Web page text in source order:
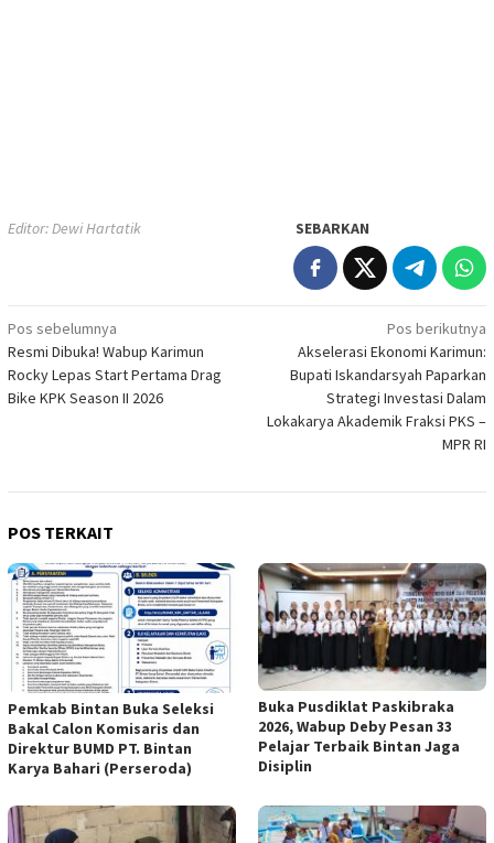
Editor: Dewi Hartatik SEBARKAN
Navigasi
pos
Pos sebelumnya
Resmi Dibuka! Wabup Karimun
Rocky Lepas Start Pertama Drag
Bike KPK Season II 2026
Pos berikutnya
Akselerasi Ekonomi Karimun:
Bupati Iskandarsyah Paparkan
Strategi Investasi Dalam
Lokakarya Akademik Fraksi PKS –
MPR RI
POS TERKAIT
Pemkab Bintan Buka Seleksi
Bakal Calon Komisaris dan
Direktur BUMD PT. Bintan
Karya Bahari (Perseroda)
Buka Pusdiklat Paskibraka
2026, Wabup Deby Pesan 33
Pelajar Terbaik Bintan Jaga
Disiplin